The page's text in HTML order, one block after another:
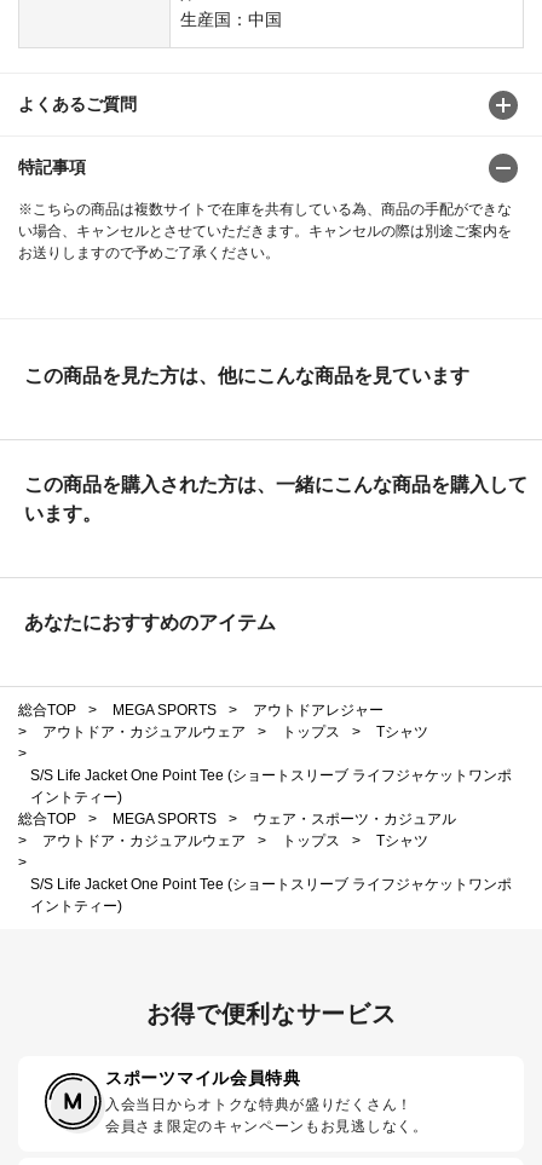
生産国：中国
よくあるご質問
特記事項
※こちらの商品は複数サイトで在庫を共有している為、商品の手配ができな
い場合、キャンセルとさせていただきます。キャンセルの際は別途ご案内を
お送りしますので予めご了承ください。
この商品を見た方は、他にこんな商品を見ています
この商品を購入された方は、一緒にこんな商品を購入して
います。
あなたにおすすめのアイテム
総合TOP > MEGA SPORTS >
アウトドアレジャー
>
アウトドア・カジュアルウェア > トップス >
Tシャツ
>
S/S Life Jacket One Point Tee (ショートスリーブ ライフジャケットワンポ
イントティー)
総合TOP
> MEGA SPORTS >
ウェア・スポーツ・カジュアル
>
アウトドア・カジュアルウェア > トップス >
Tシャツ
>
S/S Life Jacket One Point Tee (ショートスリーブ ライフジャケットワンポ
イントティー)
お得で便利なサービス
スポーツマイル会員特典
入会当日からオトクな特典が盛りだくさん！
会員さま限定のキャンペーンもお見逃しなく。